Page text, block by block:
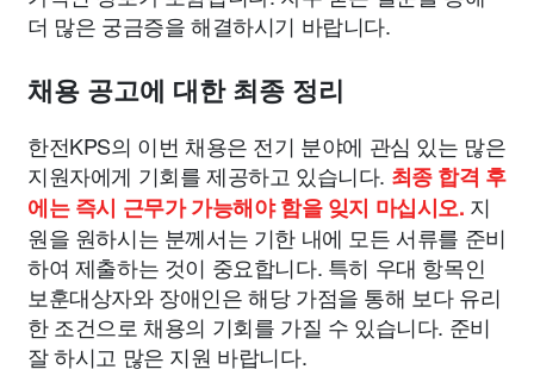
더 많은 궁금증을 해결하시기 바랍니다.
채용 공고에 대한 최종 정리
한전KPS의 이번 채용은 전기 분야에 관심 있는 많은
지원자에게 기회를 제공하고 있습니다. 최종 합격 후
에는 즉시 근무가 가능해야 함을 잊지 마십시오. 지
원을 원하시는 분께서는 기한 내에 모든 서류를 준비
하여 제출하는 것이 중요합니다. 특히 우대 항목인
보훈대상자와 장애인은 해당 가점을 통해 보다 유리
한 조건으로 채용의 기회를 가질 수 있습니다. 준비
잘 하시고 많은 지원 바랍니다.